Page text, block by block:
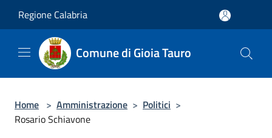
Regione Calabria
Comune di Gioia Tauro
Home > Amministrazione > Politici >
Rosario Schiavone